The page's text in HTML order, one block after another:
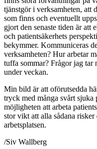
tjänstgör i verksamheten, att
som finns och eventuellt
gjort den senaste tiden är att
och patientsäkerhets
bekymmer. Kommuniceras
verksamheten? Hur arbetar
tuffa sommar? Frågor jag
under veckan.
Min bild är att oförutsedda
tryck med många svårt sjuka
möjligheten att arbeta
stor vikt att alla sådana risker
arbetsplatsen.
/Siv Wallberg